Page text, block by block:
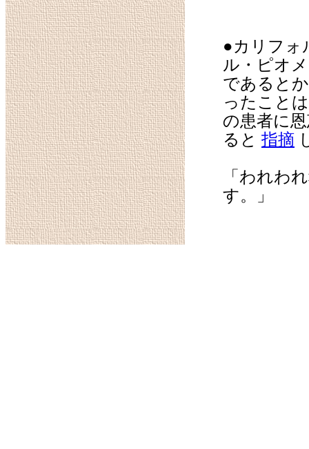
●カリフォ
ル・ピオ
であると
ったこと
の患者に
ると 指摘
「われわ
す。」